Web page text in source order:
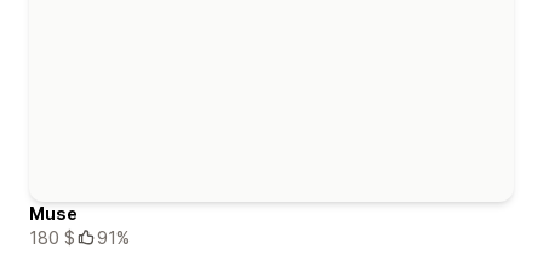
Muse
180 $
91%